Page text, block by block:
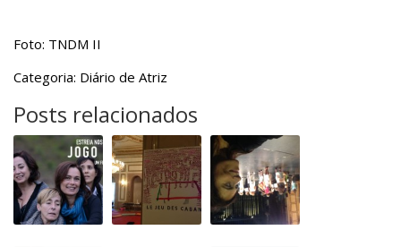
Foto: TNDM II
Categoria: Diário de Atriz
Posts relacionados
Jogo
de
Damas
Aqui
Há
Regras!!!